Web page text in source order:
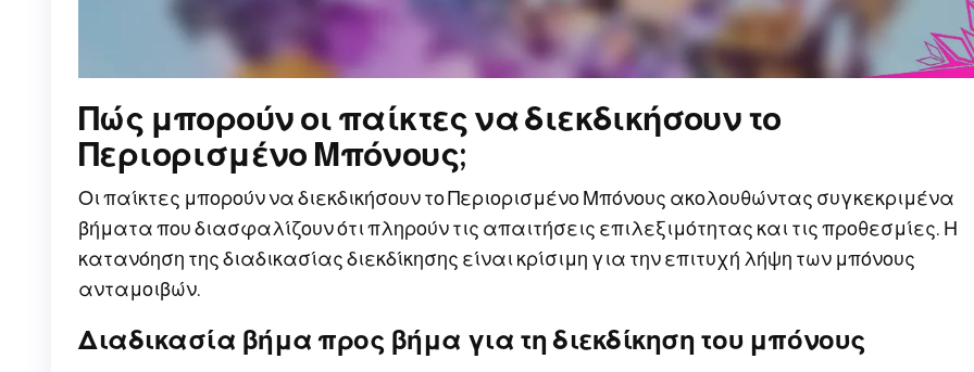
Πώς μπορούν οι παίκτες να διεκδικήσουν το
Περιορισμένο Μπόνους;
Οι παίκτες μπορούν να διεκδικήσουν το Περιορισμένο Μπόνους ακολουθώντας συγκεκριμένα
βήματα που διασφαλίζουν ότι πληρούν τις απαιτήσεις επιλεξιμότητας και τις προθεσμίες. Η
κατανόηση της διαδικασίας διεκδίκησης είναι κρίσιμη για την επιτυχή λήψη των μπόνους
ανταμοιβών.
Διαδικασία βήμα προς βήμα για τη διεκδίκηση του μπόνους